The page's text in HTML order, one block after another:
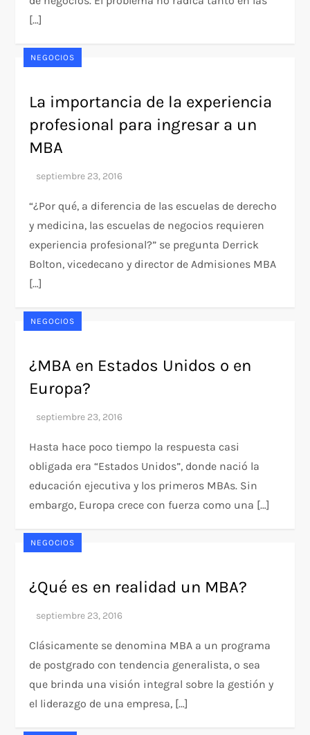
[…]
NEGOCIOS
La importancia de la experiencia
profesional para ingresar a un
MBA
“¿Por qué, a diferencia de las escuelas de derecho
y medicina, las escuelas de negocios requieren
experiencia profesional?” se pregunta Derrick
Bolton, vicedecano y director de Admisiones MBA
[…]
NEGOCIOS
¿MBA en Estados Unidos o en
Europa?
Hasta hace poco tiempo la respuesta casi
obligada era “Estados Unidos”, donde nació la
educación ejecutiva y los primeros MBAs. Sin
embargo, Europa crece con fuerza como una […]
NEGOCIOS
¿Qué es en realidad un MBA?
Clásicamente se denomina MBA a un programa
de postgrado con tendencia generalista, o sea
que brinda una visión integral sobre la gestión y
el liderazgo de una empresa, […]